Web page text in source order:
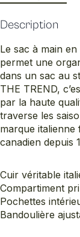
Description
Le sac à main
permet une
dans un sac au
THE TREND,
par la haute
traverse les
marque
canadien depuis
Cuir véritable
Compartiment
Pochettes
Bandoulière